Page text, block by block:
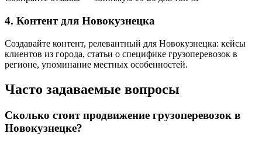
4. Контент для Новокузнецка
Создавайте контент, релевантный для Новокузнецка: кейсы
клиентов из города, статьи о специфике грузоперевозок в
регионе, упоминание местных особенностей.
Часто задаваемые вопросы
Сколько стоит продвижение грузоперевозок в
Новокузнецке?